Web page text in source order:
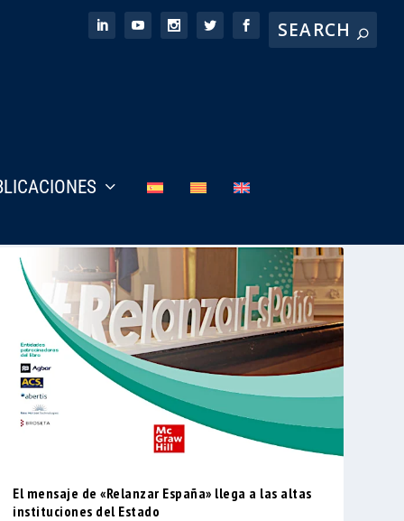
El mensaje de «Relanzar España» llega a las altas
instituciones del Estado